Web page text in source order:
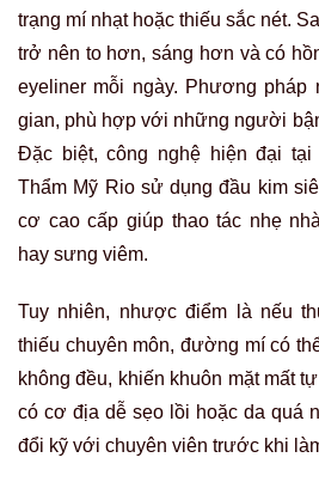
trạng mí nhạt hoặc thiếu sắc nét.
trở nên to hơn, sáng hơn và có
eyeliner mỗi ngày. Phương pháp
gian, phù hợp với những người
Đặc biệt, công nghệ hiện đại
Thẩm Mỹ Rio sử dụng đầu kim
cơ cao cấp giúp thao tác nhẹ
hay sưng viêm.
Tuy nhiên, nhược điểm là nếu
thiếu chuyên môn, đường mí có
không đều, khiến khuôn mặt mất
có cơ địa dễ sẹo lồi hoặc da quá
đổi kỹ với chuyên viên trước khi